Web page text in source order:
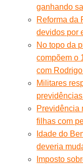
ganhando
Reforma da
devidos por
No topo da
compõem o
com
Militares
Previdência
filhas com
Idade do
deveria
Imposto